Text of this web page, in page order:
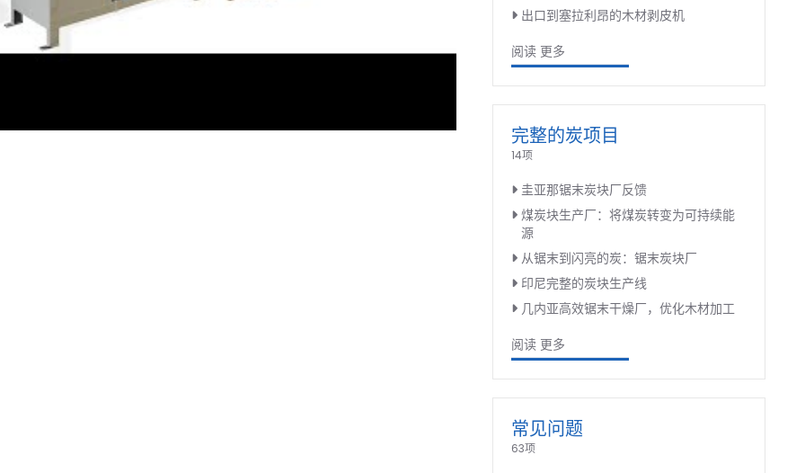
出口到塞拉利昂的木材剥皮机
阅读 更多
完整的炭项目
14项
圭亚那锯末炭块厂反馈
煤炭块生产厂：将煤炭转变为可持续能
源
从锯末到闪亮的炭：锯末炭块厂
印尼完整的炭块生产线
几内亚高效锯末干燥厂，优化木材加工
阅读 更多
常见问题
63项